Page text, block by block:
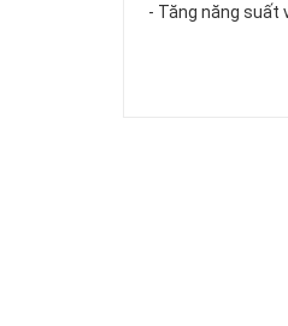
- Tăng năng suất